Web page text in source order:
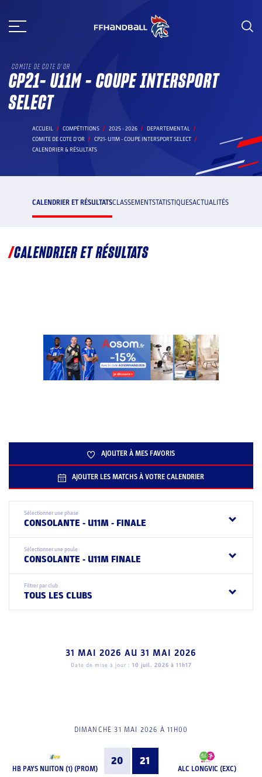
au
COMITE DE COTE D'OR
CP21- U11M - COUPE INTERSPORT
SELECT
ACCUEIL COMPÉTITIONS 2025 - 2026
DEPARTEMENTAL
COMITE DE COTE D'OR
CP21- U11M - COUPE INTERSPORT SELECT
CALENDRIER & RÉSULTATS
CALENDRIER ET RÉSULTATSCLASSEMENTSTATISTIQUESACTUALITÉS
CALENDRIER ET RÉSULTATS
AJOUTER À MES FAVORIS
AJOUTER LES MATCHS À VOTRE CALENDRIER
Sélectionner une phase
CONSOLANTE - U11M - FINALE
Sélectionner une poule
CONSOLANTE - U11M FINALE
Filtrer par club
TOUS LES CLUBS
31 MAI 2026 AU 31 MAI 2026
Date de mise à jour : 10 juil. 2026 à 11h17
DIMANCHE 31 MAI 2026 À 11H00
HB PAYS NUITON (1) (PROM)
20 21
ALC LONGVIC (EXC)